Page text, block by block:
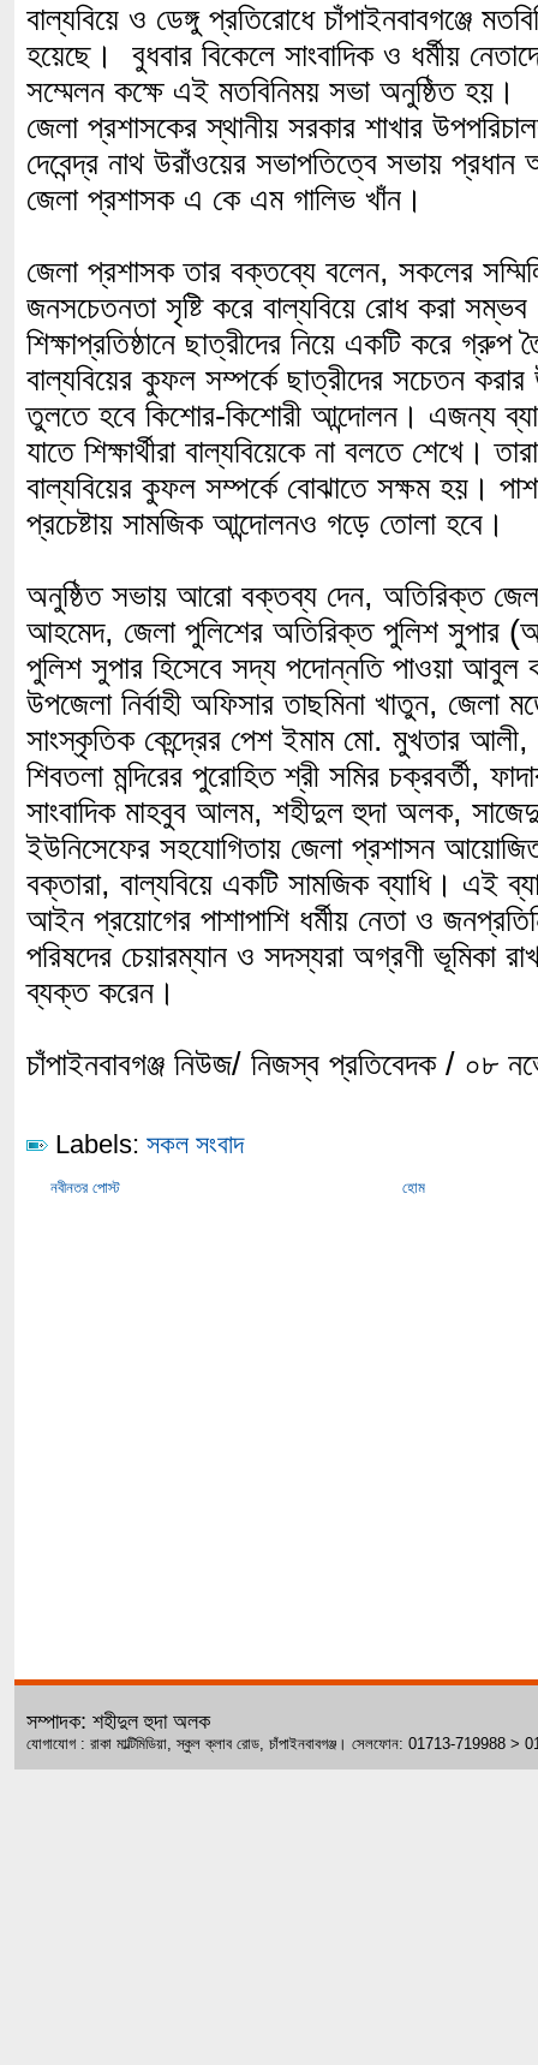
বাল্যবিয়ে ও ডেঙ্গু প্রতিরোধে চাঁপাইনবাবগঞ্জে
হয়েছে। বুধবার বিকেলে সাংবাদিক ও ধর্মীয়
সম্মেলন কক্ষে এই মতবিনিময় সভা অনুষ্ঠিত হয়।
জেলা প্রশাসকের স্থানীয় সরকার শাখার
দেবেন্দ্র নাথ উরাঁওয়ের সভাপতিত্বে সভায়
জেলা প্রশাসক এ কে এম গালিভ খাঁন।
জেলা প্রশাসক তার বক্তব্যে বলেন, সকলের
জনসচেতনতা সৃষ্টি করে বাল্যবিয়ে রোধ করা
শিক্ষাপ্রতিষ্ঠানে ছাত্রীদের নিয়ে একটি করে গ্রুপ
বাল্যবিয়ের কুফল সম্পর্কে ছাত্রীদের সচেতন
তুলতে হবে কিশোর-কিশোরী আন্দোলন। এজন্য
যাতে শিক্ষার্থীরা বাল্যবিয়েকে না বলতে শেখে।
বাল্যবিয়ের কুফল সম্পর্কে বোঝাতে সক্ষম হয়।
প্রচেষ্টায় সামজিক আন্দোলনও গড়ে তোলা হবে।
অনুষ্ঠিত সভায় আরো বক্তব্য দেন, অতিরিক্ত
আহমেদ, জেলা পুলিশের অতিরিক্ত পুলিশ সুপার
পুলিশ সুপার হিসেবে সদ্য পদোন্নতি পাওয়া আবুল
উপজেলা নির্বাহী অফিসার তাছমিনা খাতুন, জেলা
সাংস্কৃতিক কেন্দ্রের পেশ ইমাম মো. মুখতার
শিবতলা মন্দিরের পুরোহিত শ্রী সমির চক্রবর্তী,
সাংবাদিক মাহবুব আলম, শহীদুল হুদা অলক,
ইউনিসেফের সহযোগিতায় জেলা প্রশাসন
বক্তারা, বাল্যবিয়ে একটি সামজিক ব্যাধি। এই
আইন প্রয়োগের পাশাপাশি ধর্মীয় নেতা ও
পরিষদের চেয়ারম্যান ও সদস্যরা অগ্রণী ভূমিকা
ব্যক্ত করেন।
চাঁপাইনবাবগঞ্জ নিউজ/ নিজস্ব প্রতিবেদক / ০৮
Labels: সকল সংবাদ
নবীনতর পোস্ট হোম
সম্পাদক: শহীদুল হুদা অলক
যোগাযোগ : রাকা মাল্টিমিডিয়া, স্কুল ক্লাব রোড, চাঁপাইনবাবগঞ্জ। সেলফোন: 01713-